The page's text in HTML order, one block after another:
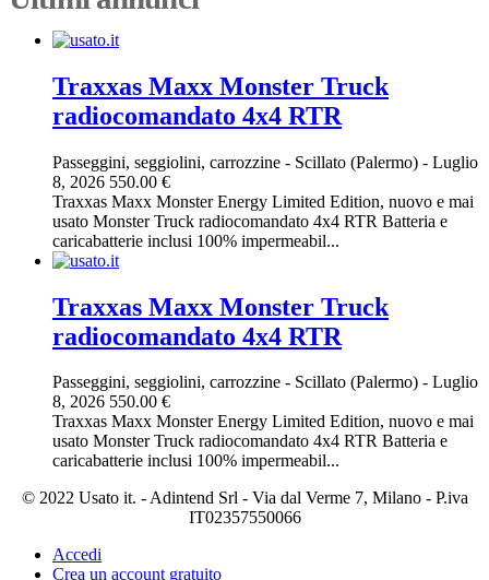
Traxxas Maxx Monster Truck
radiocomandato 4x4 RTR
Passeggini, seggiolini, carrozzine - Scillato (Palermo) - Luglio
8, 2026 550.00 €
Traxxas Maxx Monster Energy Limited Edition, nuovo e mai
usato Monster Truck radiocomandato 4x4 RTR Batteria e
caricabatterie inclusi 100% impermeabil...
Traxxas Maxx Monster Truck
radiocomandato 4x4 RTR
Passeggini, seggiolini, carrozzine - Scillato (Palermo) - Luglio
8, 2026 550.00 €
Traxxas Maxx Monster Energy Limited Edition, nuovo e mai
usato Monster Truck radiocomandato 4x4 RTR Batteria e
caricabatterie inclusi 100% impermeabil...
© 2022 Usato it. - Adintend Srl - Via dal Verme 7, Milano - P.iva
IT02357550066
Accedi
Crea un account gratuito